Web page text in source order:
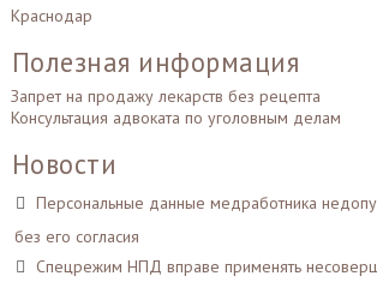
Краснодар
Полезная информация
Запрет на продажу лекарств без рецепта
Консультация адвоката по уголовным делам
Новости
Персональные данные медработника
без его согласия
Спецрежим НПД вправе применять